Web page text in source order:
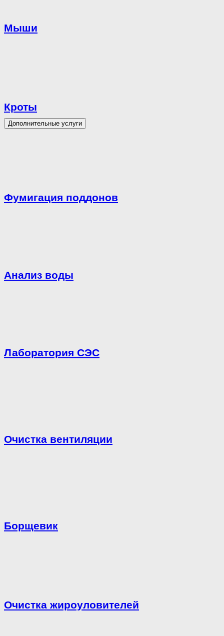
Мыши
Кроты
Дополнительные услуги
Фумигация поддонов
Анализ воды
Лаборатория СЭС
Очистка вентиляции
Борщевик
Очистка жироуловителей